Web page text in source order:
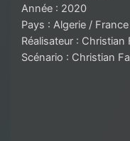
Année : 2020
Pays : Algerie / France
Réalisateur : Christian
Scénario : Christian